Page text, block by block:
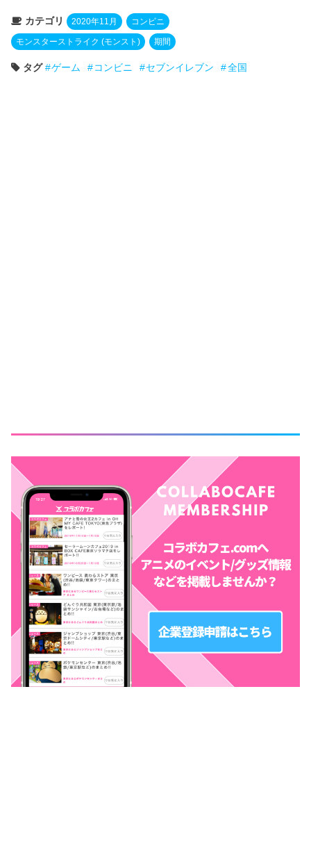
カテゴリ 2020年11月 コンビニ
モンスターストライク (モンスト) 期間
タグ ゲーム コンビニ セブンイレブン 全国